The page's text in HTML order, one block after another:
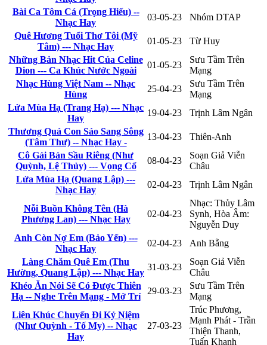
Bài Ca Tôm Cá (Trọng Hiếu) --
Nhạc Hay
03-05-23
Nhóm DTAP
Quê Hương Tuổi Thơ Tôi (Mỹ
Tâm) --- Nhạc Hay
01-05-23
Từ Huy
Những Bản Nhạc Hit Của Celine
Dion --- Ca Khúc Nước Ngoài
01-05-23
Sưu Tầm Trên
Mạng
Nhạc Hùng Việt Nam -- Nhạc
Hùng
25-04-23
Sưu Tầm Trên
Mạng
Lửa Mùa Hạ (Trang Hạ) --- Nhạc
Hay
19-04-23
Trịnh Lâm Ngân
Thương Quá Con Sáo Sang Sông
(Tâm Thư) -- Nhạc Hay -
13-04-23
Thiên-Anh
Cô Gái Bán Sầu Riêng (Như
Quỳnh, Lệ Thủy) --- Vọng Cổ
08-04-23
Soạn Giả Viễn
Châu
Lửa Mùa Hạ (Quang Lập) ---
Nhạc Hay
02-04-23 Trịnh Lâm Ngân
Nỗi Buồn Không Tên (Hà
Phương Lan) --- Nhạc Hay
02-04-23
Nhạc: Thủy Lâm
Synh, Hòa Âm:
Nguyễn Duy
Anh Còn Nợ Em (Bảo Yến) ---
Nhạc Hay
02-04-23
Anh Bằng
Làng Chăm Quê Em (Thu
Hường, Quang Lập) --- Nhạc Hay
31-03-23
Soạn Giả Viễn
Châu
Khéo Ăn Nói Sẽ Có Được Thiên
Hạ -- Nghe Trên Mạng - Mở Trí
29-03-23
Sưu Tầm Trên
Mạng
Liên Khúc Chuyến Đi Kỷ Niệm
(Như Quỳnh - Tố My) -- Nhạc
Hay
27-03-23
Trúc Phương,
Mạnh Phát - Trần
Thiện Thanh,
Tuấn Khanh